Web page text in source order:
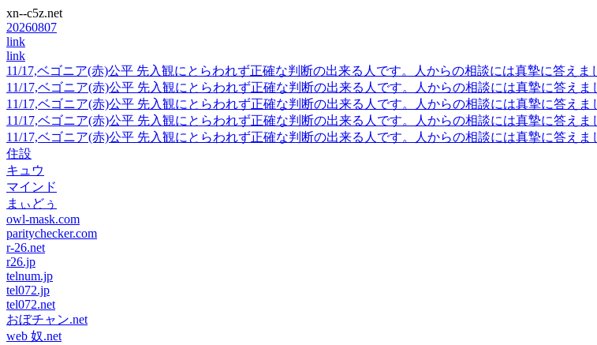
xn--c5z.net
20260807
link
link
11/17,ベゴニア(赤)公平 先入観にとらわれず正確な判断の出来る人です。人からの相談には真摯に答えま
11/17,ベゴニア(赤)公平 先入観にとらわれず正確な判断の出来る人です。人からの相談には真摯に答えま
11/17,ベゴニア(赤)公平 先入観にとらわれず正確な判断の出来る人です。人からの相談には真摯に答えま
11/17,ベゴニア(赤)公平 先入観にとらわれず正確な判断の出来る人です。人からの相談には真摯に答えま
11/17,ベゴニア(赤)公平 先入観にとらわれず正確な判断の出来る人です。人からの相談には真摯に答えま
住設
キュウ
マインド
まぃどぅ
owl-mask.com
paritychecker.com
r-26.net
r26.jp
telnum.jp
tel072.jp
tel072.net
おぼチャン.net
web 奴.net